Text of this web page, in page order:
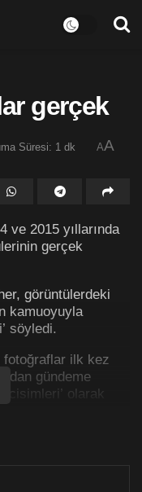
gerçek
Süresi: 1 dk AA
ve 2015 yıllarında
gerçek
görüntülerdeki
kamuoyuyla
söyledi.
fotoğraflar ilk kez
gündeme
cisimleri’ olarak